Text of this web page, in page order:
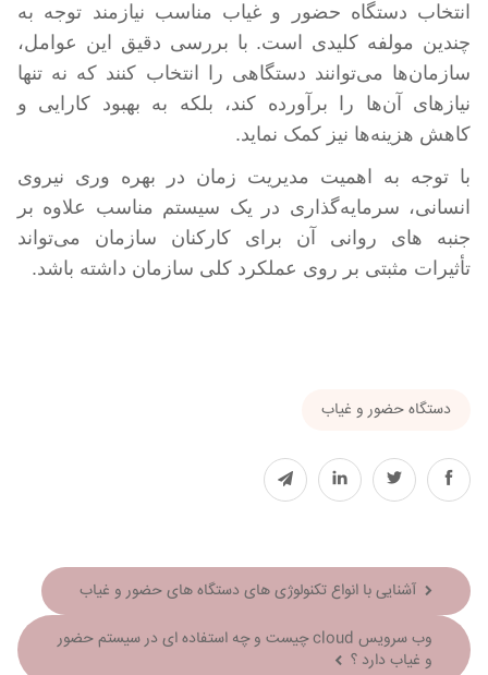
انتخاب دستگاه حضور و غیاب مناسب نیازمند توجه به
چندین مولفه کلیدی است. با بررسی دقیق این عوامل،
سازمان‌ها می‌توانند دستگاهی را انتخاب کنند که نه تنها
نیازهای آن‌ها را برآورده کند، بلکه به بهبود کارایی و
کاهش هزینه‌ها نیز کمک نماید.
با توجه به اهمیت مدیریت زمان در بهره وری نیروی
انسانی، سرمایه‌گذاری در یک سیستم مناسب علاوه بر
جنبه های روانی آن برای کارکنان سازمان می‌تواند
تأثیرات مثبتی بر روی عملکرد کلی سازمان داشته باشد.
دستگاه حضور و غیاب
آشنایی با انواع تکنولوژی های دستگاه های حضور و غیاب
وب سرویس cloud چیست و چه استفاده ای در سیستم حضور
و غیاب دارد ؟